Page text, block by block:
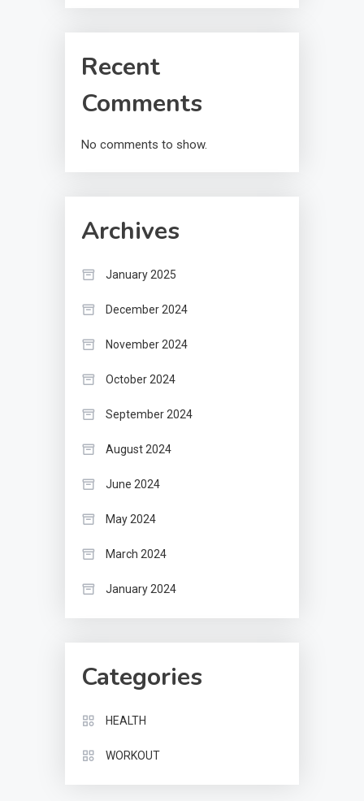
Recent
Comments
No comments to show.
Archives
January 2025
December 2024
November 2024
October 2024
September 2024
August 2024
June 2024
May 2024
March 2024
January 2024
Categories
HEALTH
WORKOUT